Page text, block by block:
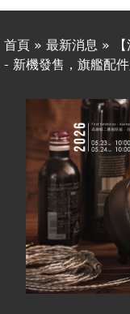
視聽專欄
購物須知
線上商城
您
這
裡
首頁 » 最新消息 »
- 新機發售，旗艦配件